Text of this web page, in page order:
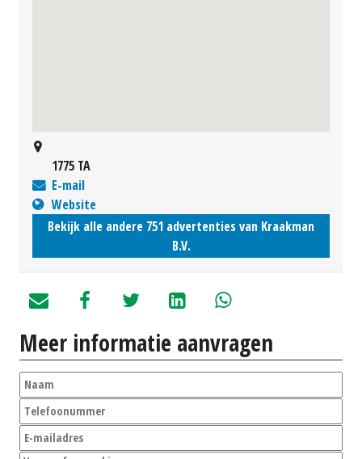
1775 TA
E-mail
Website
Bekijk alle andere 751 advertenties van Kraakman
B.V.
Meer informatie aanvragen